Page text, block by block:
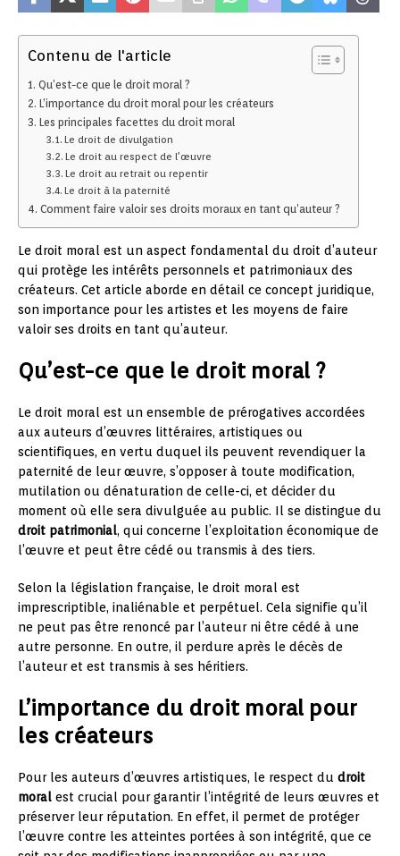
Contenu de l'article
Qu’est-ce que le droit moral ?
L’importance du droit moral pour les créateurs
Les principales facettes du droit moral
Le droit de divulgation
Le droit au respect de l’œuvre
Le droit au retrait ou repentir
Le droit à la paternité
Comment faire valoir ses droits moraux en tant qu’auteur ?
Le droit moral est un aspect fondamental du droit d’auteur
qui protège les intérêts personnels et patrimoniaux des
créateurs. Cet article aborde en détail ce concept juridique,
son importance pour les artistes et les moyens de faire
valoir ses droits en tant qu’auteur.
Qu’est-ce que le droit moral ?
Le droit moral est un ensemble de prérogatives accordées
aux auteurs d’œuvres littéraires, artistiques ou
scientifiques, en vertu duquel ils peuvent revendiquer la
paternité de leur œuvre, s’opposer à toute modification,
mutilation ou dénaturation de celle-ci, et décider du
moment où elle sera divulguée au public. Il se distingue du
droit patrimonial, qui concerne l’exploitation économique de
l’œuvre et peut être cédé ou transmis à des tiers.
Selon la législation française, le droit moral est
imprescriptible, inaliénable et perpétuel. Cela signifie qu’il
ne peut pas être renoncé par l’auteur ni être cédé à une
autre personne. En outre, il perdure après le décès de
l’auteur et est transmis à ses héritiers.
L’importance du droit moral pour
les créateurs
Pour les auteurs d’œuvres artistiques, le respect du droit
moral est crucial pour garantir l’intégrité de leurs œuvres et
préserver leur réputation. En effet, il permet de protéger
l’œuvre contre les atteintes portées à son intégrité, que ce